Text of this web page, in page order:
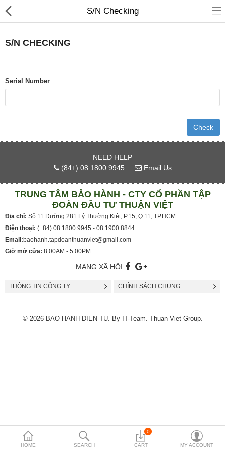
Tra cứu hạn bảo hành
Currency
HOME SEARCH
0
CART MY ACCOUNT
S/N Checking
S/N CHECKING
Serial Number
NEED HELP
(84+) 08 1800 9945
Email Us
TRUNG TÂM BẢO HÀNH - CTY CỔ PHẦN TẬP
ĐOÀN ĐẦU TƯ THUẬN VIỆT
Địa chỉ: Số 11 Đường 281 Lý Thường Kiệt, P.15, Q.11, TP.HCM
Điện thoại: (+84) 08 1800 9945 - 08 1900 8844
Email:baohanh.tapdoanthuanviet@gmail.com
Giờ mở cửa: 8:00AM - 5:00PM
MẠNG XÃ HỘI
THÔNG TIN CÔNG TY CHÍNH SÁCH CHUNG
© 2026 BAO HANH DIEN TU. By IT-Team. Thuan Viet Group.